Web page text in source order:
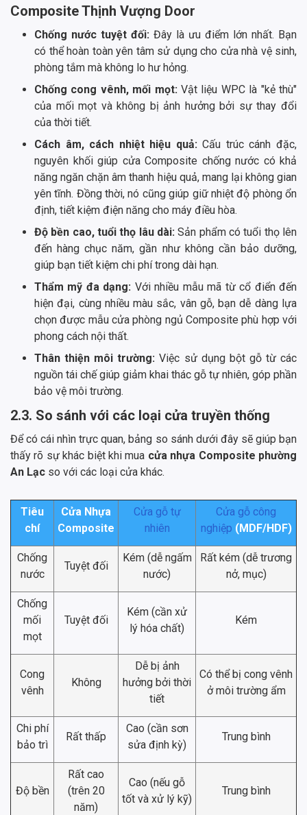
Composite Thịnh Vượng Door
Chống nước tuyệt đối: Đây là ưu điểm lớn nhất. Bạn
có thể hoàn toàn yên tâm sử dụng cho cửa nhà vệ sinh,
phòng tắm mà không lo hư hỏng.
Chống cong vênh, mối mọt:Vật liệu WPC là "kẻ thù"
của mối mọt và không bị ảnh hưởng bởi sự thay đổi
của thời tiết.
Cách âm, cách nhiệt hiệu quả:Cấu trúc cánh đặc,
nguyên khối giúp cửa Composite chống nước có khả
năng ngăn chặn âm thanh hiệu quả, mang lại không gian
yên tĩnh. Đồng thời, nó cũng giúp giữ nhiệt độ phòng ổn
định, tiết kiệm điện năng cho máy điều hòa.
Độ bền cao, tuổi thọ lâu dài: Sản phẩm có tuổi thọ lên
đến hàng chục năm, gần như không cần bảo dưỡng,
giúp bạn tiết kiệm chi phí trong dài hạn.
Thẩm mỹ đa dạng: Với nhiều mẫu mã từ cổ điển đến
hiện đại, cùng nhiều màu sắc, vân gỗ, bạn dễ dàng lựa
chọn được mẫu cửa phòng ngủ Composite phù hợp với
phong cách nội thất.
Thân thiện môi trường:Việc sử dụng bột gỗ từ các
nguồn tái chế giúp giảm khai thác gỗ tự nhiên, góp phần
bảo vệ môi trường.
2.3. So sánh với các loại cửa truyền thống
Để có cái nhìn trực quan, bảng so sánh dưới đây sẽ giúp bạn
thấy rõ sự khác biệt khi mua cửa nhựa Composite phường
An Lạc so với các loại cửa khác.
Tiêu
chí
Cửa Nhựa
Composite
Cửa gỗ tự
nhiên
Cửa gỗ công
nghiệp (MDF/HDF)
Chống
nước
Tuyệt đối
Kém (dễ ngấm
nước)
Rất kém (dễ trương
nở, mục)
Chống
mối
mọt
Tuyệt đối
Kém (cần xử
lý hóa chất)
Kém
Cong
vênh
Không
Dễ bị ảnh
hưởng bởi thời
tiết
Có thể bị cong vênh
ở môi trường ẩm
Chi phí
bảo trì
Rất thấp
Cao (cần sơn
sửa định kỳ)
Trung bình
Độ bền
Rất cao
(trên 20
năm)
Cao (nếu gỗ
tốt và xử lý kỹ)
Trung bình